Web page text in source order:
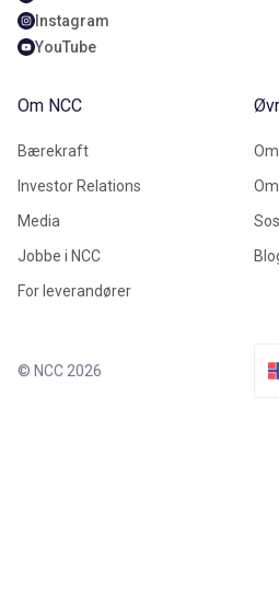
Instagram
YouTube
Om NCC
Bærekraft
Investor Relations
Media
Jobbe i NCC
For leverandører
© NCC 2026